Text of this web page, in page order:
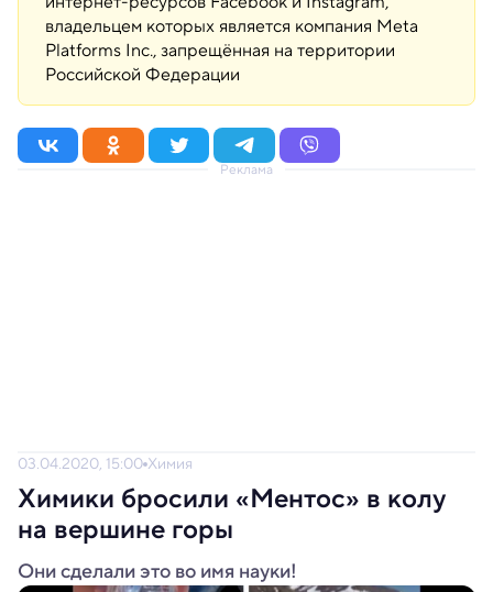
владельцем которых является компания Meta
Platforms Inc., запрещённая на территории
Российской Федерации
Реклама
03.04.2020, 15:00 Химия
Химики бросили «Ментос» в колу
на вершине горы
Они сделали это во имя науки!